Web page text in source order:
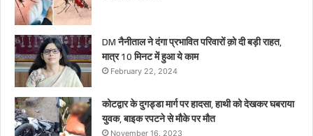
DM नैनीताल ने दंगा प्रभावित परिवारों क़ो दी बड़ी राहत,
मात्र 10 मिनट में हुआ ये काम
February 22, 2024
कोटद्वार के दुगड्डा मार्ग पर हादसा, हाथी को देखकर घबराया
युवक, बाइक रपटने से मौके पर मौत
November 16, 2023